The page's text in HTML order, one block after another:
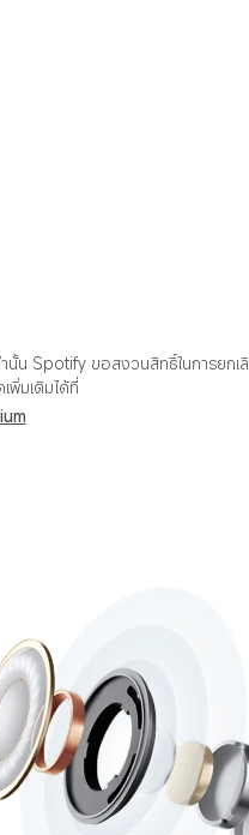
น Spotify ขอสงวนสิทธิ์ในการยกเลิ
พิ่มเติมได้ที่